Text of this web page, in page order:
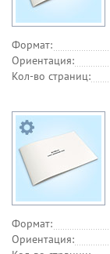
Формат:
Ориентация:
Кол-во страниц:
Формат:
Ориентация: